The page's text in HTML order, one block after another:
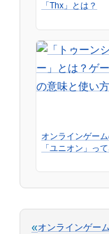
「Thx」とは？
オンラインゲー
「ユニオン」っ
«オンラインゲー